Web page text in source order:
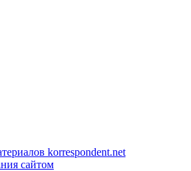
korrespondent.net
сайтом